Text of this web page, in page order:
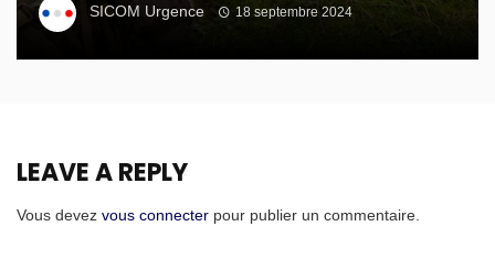
SICOM Urgence 18 septembre 2024
LEAVE A REPLY
Vous devez vous connecter pour publier un commentaire.